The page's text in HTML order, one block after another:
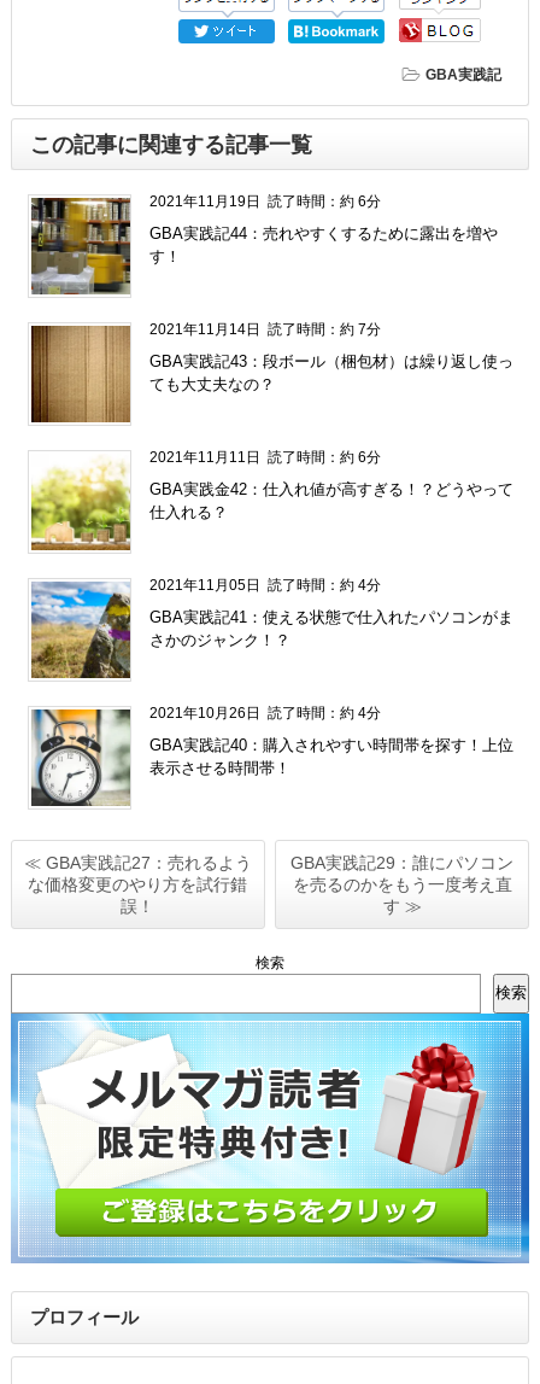
GBA実践記
この記事に関連する記事一覧
2021年11月19日 読了時間：約 6分
GBA実践記44：売れやすくするために露出を増や
す！
2021年11月14日 読了時間：約 7分
GBA実践記43：段ボール（梱包材）は繰り返し使っ
ても大丈夫なの？
2021年11月11日 読了時間：約 6分
GBA実践金42：仕入れ値が高すぎる！？どうやって
仕入れる？
2021年11月05日 読了時間：約 4分
GBA実践記41：使える状態で仕入れたパソコンがま
さかのジャンク！？
2021年10月26日 読了時間：約 4分
GBA実践記40：購入されやすい時間帯を探す！上位
表示させる時間帯！
≪ GBA実践記27：売れるよう
な価格変更のやり方を試行錯
誤！
GBA実践記29：誰にパソコン
を売るのかをもう一度考え直
す ≫
検索
検索
プロフィール